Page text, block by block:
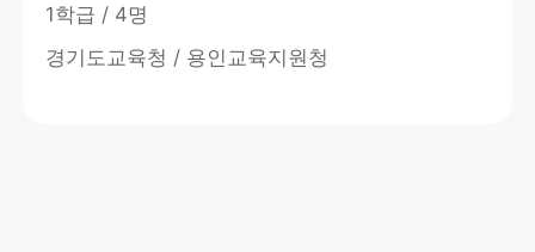
1학급 / 4명
경기도교육청 / 용인교육지원청